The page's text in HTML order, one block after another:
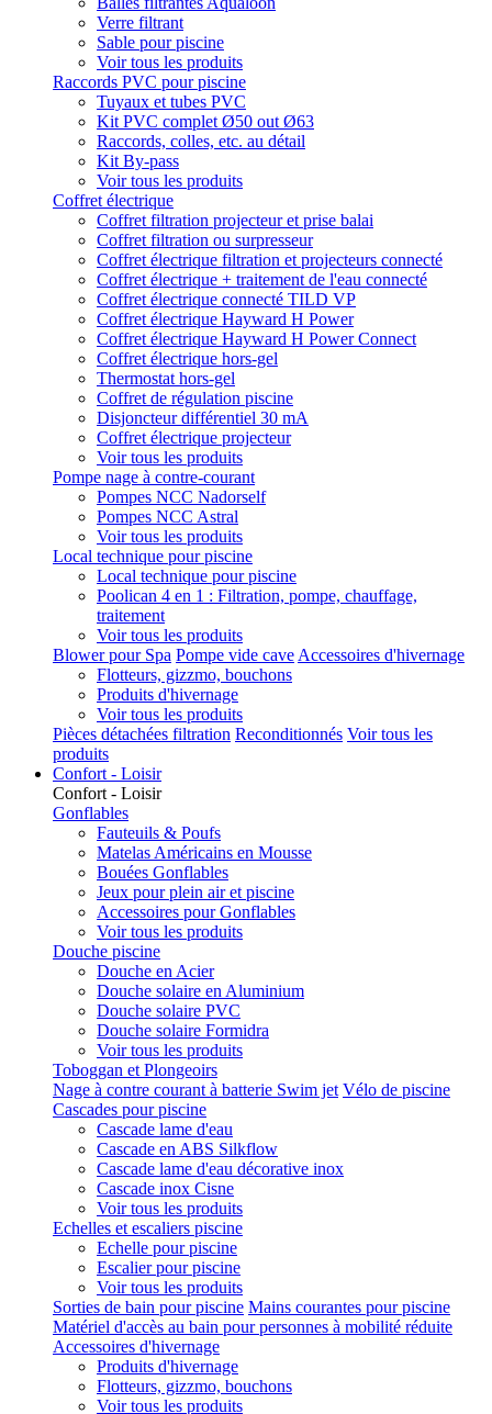
Verre filtrant
Sable pour piscine
Voir tous les produits
Raccords PVC pour piscine
Tuyaux et tubes PVC
Kit PVC complet Ø50 out Ø63
Raccords, colles, etc. au détail
Kit By-pass
Voir tous les produits
Coffret électrique
Coffret filtration projecteur et prise balai
Coffret filtration ou surpresseur
Coffret électrique filtration et projecteurs connecté
Coffret électrique + traitement de l'eau connecté
Coffret électrique connecté TILD VP
Coffret électrique Hayward H Power
Coffret électrique Hayward H Power Connect
Coffret électrique hors-gel
Thermostat hors-gel
Coffret de régulation piscine
Disjoncteur différentiel 30 mA
Coffret électrique projecteur
Voir tous les produits
Pompe nage à contre-courant
Pompes NCC Nadorself
Pompes NCC Astral
Voir tous les produits
Local technique pour piscine
Local technique pour piscine
Poolican 4 en 1 : Filtration, pompe, chauffage,
traitement
Voir tous les produits
Blower pour Spa Pompe vide cave Accessoires d'hivernage
Flotteurs, gizzmo, bouchons
Produits d'hivernage
Voir tous les produits
Pièces détachées filtration Reconditionnés Voir tous les
produits
Confort - Loisir
Confort - Loisir
Gonflables
Fauteuils & Poufs
Matelas Américains en Mousse
Bouées Gonflables
Jeux pour plein air et piscine
Accessoires pour Gonflables
Voir tous les produits
Douche piscine
Douche en Acier
Douche solaire en Aluminium
Douche solaire PVC
Douche solaire Formidra
Voir tous les produits
Toboggan et Plongeoirs
Nage à contre courant à batterie Swim jet Vélo de piscine
Cascades pour piscine
Cascade lame d'eau
Cascade en ABS Silkflow
Cascade lame d'eau décorative inox
Cascade inox Cisne
Voir tous les produits
Echelles et escaliers piscine
Echelle pour piscine
Escalier pour piscine
Voir tous les produits
Sorties de bain pour piscine Mains courantes pour piscine
Matériel d'accès au bain pour personnes à mobilité réduite
Accessoires d'hivernage
Produits d'hivernage
Flotteurs, gizzmo, bouchons
Voir tous les produits